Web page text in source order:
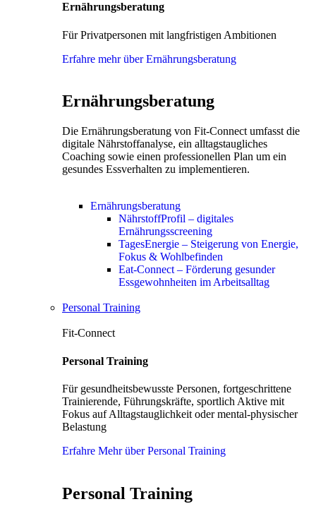
Ernährungsberatung
Für Privatpersonen mit langfristigen Ambitionen
Erfahre mehr über Ernährungsberatung
Ernährungsberatung
Die Ernährungsberatung von Fit-Connect umfasst die
digitale Nährstoffanalyse, ein alltagstaugliches
Coaching sowie einen professionellen Plan um ein
gesundes Essverhalten zu implementieren.
Ernährungsberatung
NährstoffProfil – digitales
Ernährungsscreening
TagesEnergie – Steigerung von Energie,
Fokus & Wohlbefinden
Eat-Connect – Förderung gesunder
Essgewohnheiten im Arbeitsalltag
Personal Training
Fit-Connect
Personal Training
Für gesundheitsbewusste Personen, fortgeschrittene
Trainierende, Führungskräfte, sportlich Aktive mit
Fokus auf Alltagstauglichkeit oder mental-physischer
Belastung
Erfahre Mehr über Personal Training
Personal Training